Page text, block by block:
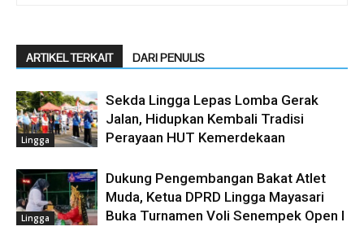
ARTIKEL TERKAIT DARI PENULIS
Lingga
Sekda Lingga Lepas Lomba Gerak
Jalan, Hidupkan Kembali Tradisi
Perayaan HUT Kemerdekaan
Lingga
Dukung Pengembangan Bakat Atlet
Muda, Ketua DPRD Lingga Mayasari
Buka Turnamen Voli Senempek Open I